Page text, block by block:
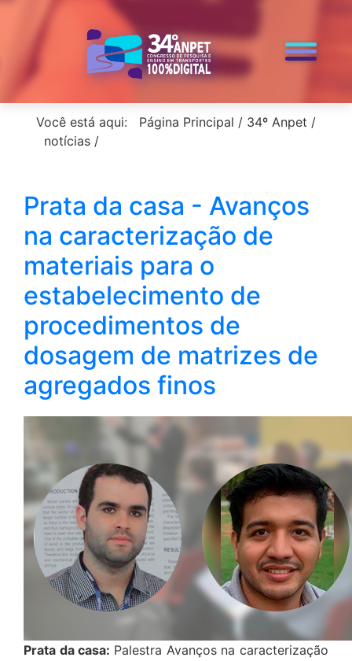
< voltar para a home
Você está aqui: Página Principal / 34º Anpet /
notícias /
Prata da casa - Avanços
na caracterização de
materiais para o
estabelecimento de
procedimentos de
dosagem de matrizes de
agregados finos
Prata da casa: Palestra Avanços na caracterização